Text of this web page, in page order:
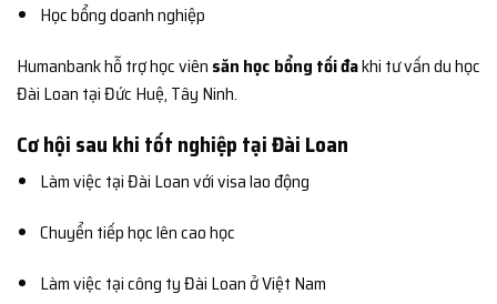
Học bổng doanh nghiệp
Humanbank hỗ trợ học viên săn học bổng tối đakhi tư vấn du học
Đài Loan tại Đức Huệ, Tây Ninh.
Cơ hội sau khi tốt nghiệp tại Đài Loan
Làm việc tại Đài Loan với visa lao động
Chuyển tiếp học lên cao học
Làm việc tại công ty Đài Loan ở Việt Nam